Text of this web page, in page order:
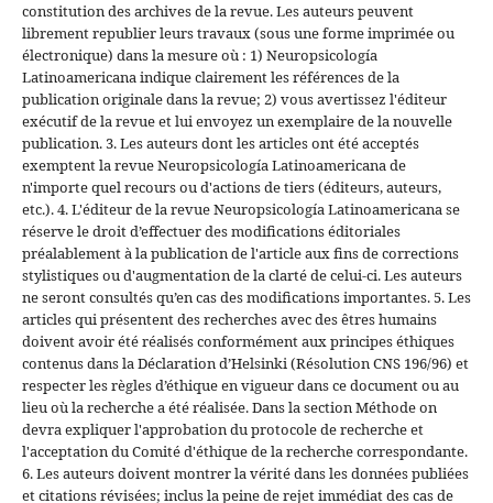
constitution des archives de la revue. Les auteurs peuvent
librement republier leurs travaux (sous une forme imprimée ou
électronique) dans la mesure où : 1) Neuropsicología
Latinoamericana indique clairement les références de la
publication originale dans la revue; 2) vous avertissez l'éditeur
exécutif de la revue et lui envoyez un exemplaire de la nouvelle
publication. 3. Les auteurs dont les articles ont été acceptés
exemptent la revue Neuropsicología Latinoamericana de
n'importe quel recours ou d'actions de tiers (éditeurs, auteurs,
etc.). 4. L'éditeur de la revue Neuropsicología Latinoamericana se
réserve le droit d’effectuer des modifications éditoriales
préalablement à la publication de l'article aux fins de corrections
stylistiques ou d'augmentation de la clarté de celui-ci. Les auteurs
ne seront consultés qu’en cas des modifications importantes. 5. Les
articles qui présentent des recherches avec des êtres humains
doivent avoir été réalisés conformément aux principes éthiques
contenus dans la Déclaration d’Helsinki (Résolution CNS 196/96) et
respecter les règles d’éthique en vigueur dans ce document ou au
lieu où la recherche a été réalisée. Dans la section Méthode on
devra expliquer l'approbation du protocole de recherche et
l'acceptation du Comité d'éthique de la recherche correspondante.
6. Les auteurs doivent montrer la vérité dans les données publiées
et citations révisées; inclus la peine de rejet immédiat des cas de